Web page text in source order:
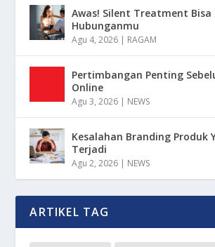
Awas! Silent Treatment Bisa
Hubunganmu
Agu 4, 2026 | RAGAM
Pertimbangan Penting
Online
Agu 3, 2026 | NEWS
Kesalahan Branding Produk
Terjadi
Agu 2, 2026 | NEWS
ARTIKEL TAG